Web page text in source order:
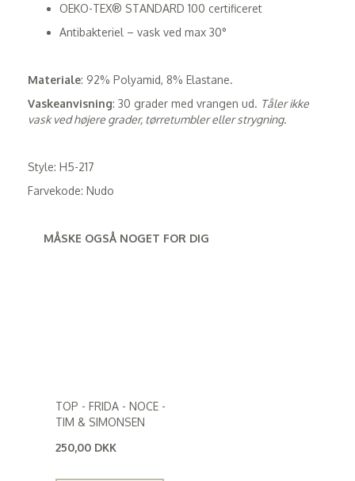
OEKO-TEX® STANDARD 100 certificeret
Antibakteriel – vask ved max 30°
Materiale: 92% Polyamid, 8% Elastane.
Vaskeanvisning: 30 grader med vrangen ud. Tåler ikke
vask ved højere grader, tørretumbler eller strygning.
Style: H5-217
Farvekode: Nudo
MÅSKE OGSÅ NOGET FOR DIG
TOP - FRIDA - NOCE -
TIM & SIMONSEN
250,00 DKK